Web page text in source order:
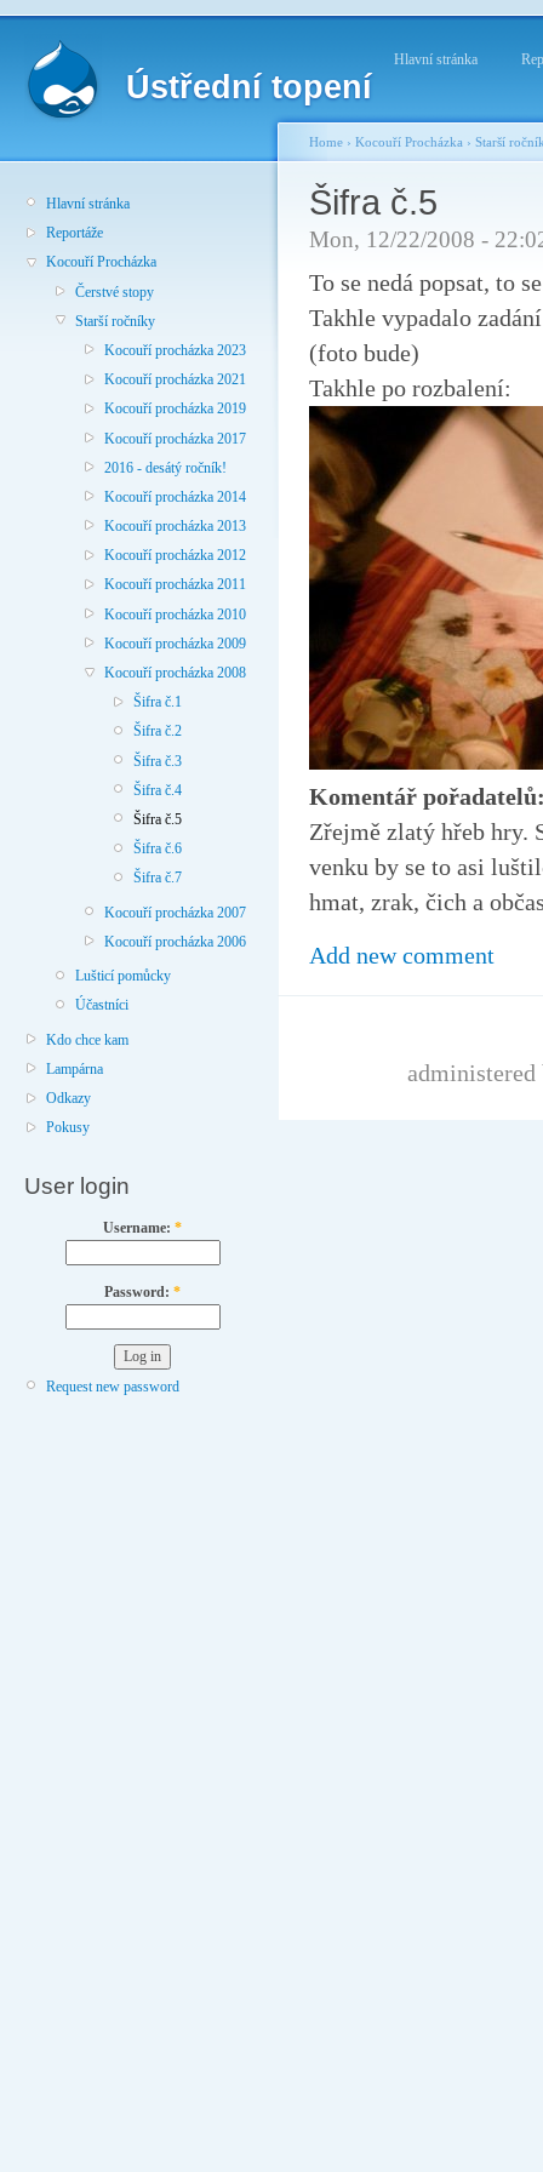
Ústřední topení
Hlavní stránka
Hlavní stránka
Reportáže
Kocouří Procházka
Čerstvé stopy
Starší ročníky
Kocouří procházka 2023
Kocouří procházka 2021
Kocouří procházka 2019
Kocouří procházka 2017
2016 - desátý ročník!
Kocouří procházka 2014
Kocouří procházka 2013
Kocouří procházka 2012
Kocouří procházka 2011
Kocouří procházka 2010
Kocouří procházka 2009
Kocouří procházka 2008
Šifra č.1
Šifra č.2
Šifra č.3
Šifra č.4
Šifra č.5
Šifra č.6
Šifra č.7
Kocouří procházka 2007
Kocouří procházka 2006
Lušticí pomůcky
Účastníci
Kdo chce kam
Lampárna
Odkazy
Pokusy
User login
Username: *
Password: *
Request new password
Home › Kocouří Procházka › Starší
Šifra č.5
Mon, 12/22/2008 -
To se nedá popsat, to
Takhle vypadalo
(foto bude)
Takhle po rozbalení:
Komentář
Zřejmě zlatý hřeb hry.
venku by se to asi
hmat, zrak, čich a
Add new comment